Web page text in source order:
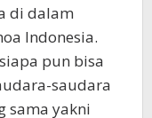
di dalam
Indonesia.
pun bisa
saudara
sama yakni